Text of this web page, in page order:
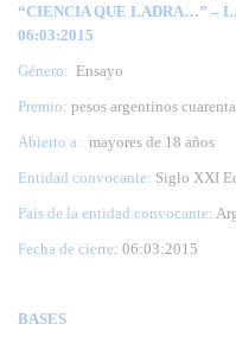
“CIENCIA QUE LADRA…” –
06:03:2015
Género: Ensayo
Premio: pesos argentinos
Abierto a: mayores de 18 años
Entidad convocante: Siglo XXI
País de la entidad convocante:
Fecha de cierre: 06:03:2015
BASES